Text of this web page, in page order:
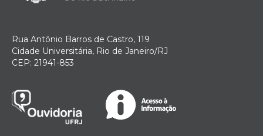
Rua Antônio Barros de Castro, 119
Cidade Universitária, Rio de Janeiro/RJ
CEP: 21941-853